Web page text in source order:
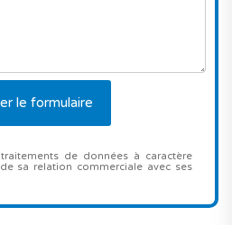
de données à caractère
sa relation commerciale avec ses